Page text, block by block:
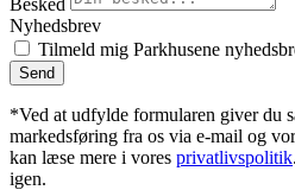
Nyhedsbrev
Tilmeld mig Parkhusene
Send
*Ved at udfylde formularen giver du
markedsføring fra os via e-mail og
kan læse mere i vores privatlivspolitik
igen.